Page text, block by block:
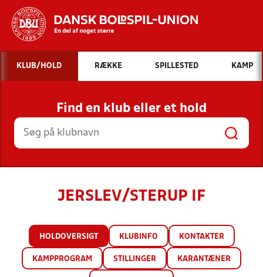
Hvad vil du søge efter?
INDHOLD OG NYHEDER
STILLINGER, RESULTATER, KLUBBER OG
HOLD
KLUB/HOLD RÆKKE SPILLESTED KAMP
Find en klub eller et hold
JERSLEV/STERUP IF
HOLDOVERSIGT KLUBINFO KONTAKTER
KAMPPROGRAM STILLINGER KARANTÆNER